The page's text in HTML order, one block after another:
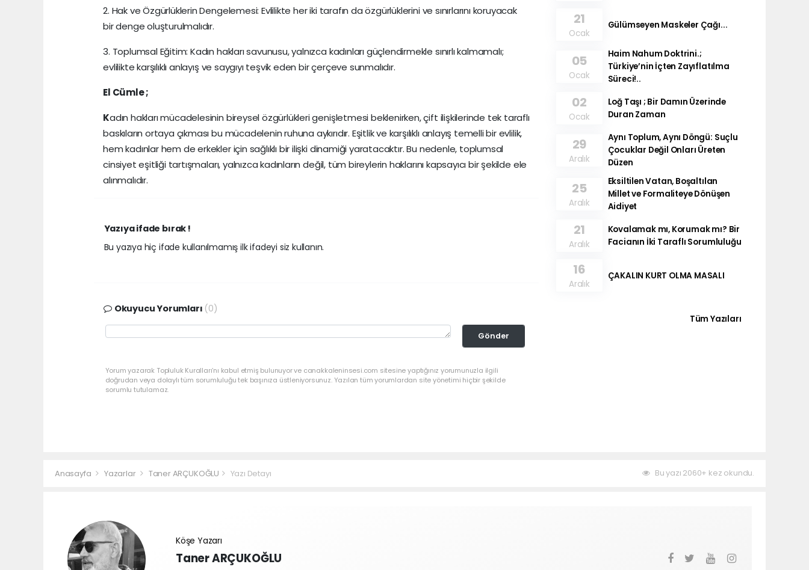
2. Hak ve Özgürlüklerin Dengelemesi: Evlilikte her iki tarafın da özgürlüklerini ve sınırlarını koruyacak
bir denge oluşturulmalıdır.
3. Toplumsal Eğitim: Kadın hakları savunusu, yalnızca kadınları güçlendirmekle sınırlı kalmamalı;
evlilikte karşılıklı anlayış ve saygıyı teşvik eden bir çerçeve sunmalıdır.
El Cümle ;
Kadın hakları mücadelesinin bireysel özgürlükleri genişletmesi beklenirken, çift ilişkilerinde tek taraflı
baskıların ortaya çıkması bu mücadelenin ruhuna aykırıdır. Eşitlik ve karşılıklı anlayış temelli bir evlilik,
hem kadınlar hem de erkekler için sağlıklı bir ilişki dinamiği yaratacaktır. Bu nedenle, toplumsal
cinsiyet eşitliği tartışmaları, yalnızca kadınların değil, tüm bireylerin haklarını kapsayıcı bir şekilde ele
alınmalıdır.
Yazıya ifade bırak !
Bu yazıya hiç ifade kullanılmamış ilk ifadeyi siz kullanın.
Okuyucu Yorumları (0)
Gönder
Yorum yazarak Topluluk Kuralları’nı kabul etmiş bulunuyor ve canakkaleninsesi.com sitesine yaptığınız yorumunuzla ilgili
doğrudan veya dolaylı tüm sorumluluğu tek başınıza üstleniyorsunuz. Yazılan tüm yorumlardan site yönetimi hiçbir şekilde
sorumlu tutulamaz.
21
Ocak
Gülümseyen Maskeler Çağı...
05
Ocak
Haim Nahum Doktrini.;
Türkiye’nin İçten Zayıflatılma
Süreci!..
02
Ocak
Loğ Taşı ; Bir Damın Üzerinde
Duran Zaman
29
Aralık
Aynı Toplum, Aynı Döngü: Suçlu
Çocuklar Değil Onları Üreten
Düzen
25
Aralık
Eksiltilen Vatan, Boşaltılan
Millet ve Formaliteye Dönüşen
Aidiyet
21
Aralık
Kovalamak mı, Korumak mı? Bir
Facianın İki Taraflı Sorumluluğu
16
Aralık
ÇAKALIN KURT OLMA MASALI
Tüm Yazıları
Anasayfa Yazarlar Taner ARÇUKOĞLU Yazı Detayı Bu yazı 2060+ kez okundu.
Köşe Yazarı
Taner ARÇUKOĞLU